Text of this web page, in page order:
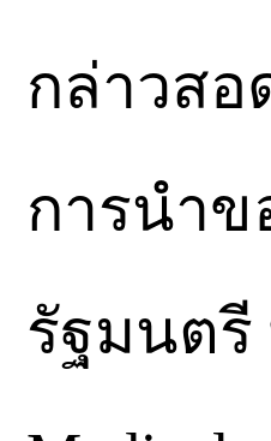
กล่าวสอ
การนำ
รัฐมนตรี